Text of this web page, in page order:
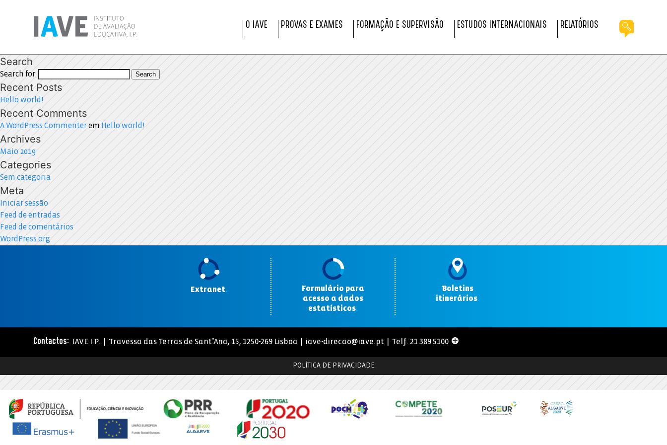
O IAVE PROVAS E EXAMES FORMAÇÃO E SUPERVISÃO ESTUDOS INTERNACIONAIS RELATÓRIOS
Search
Search for: Search
Recent Posts
Hello world!
Recent Comments
A WordPress Commenterem Hello world!
Archives
Maio 2019
Categories
Sem categoria
Meta
Iniciar sessão
Feed de entradas
Feed de comentários
WordPress.org
Extranet.
Formulário para
acesso a dados
estatísticos.
Boletins
itinerários.
Contactos: IAVE I.P. | Travessa das Terras de Sant’Ana, 15, 1250-269 Lisboa | iave-direcao@iave.pt | Telf. 21 389 5100
POLÍTICA DE PRIVACIDADE